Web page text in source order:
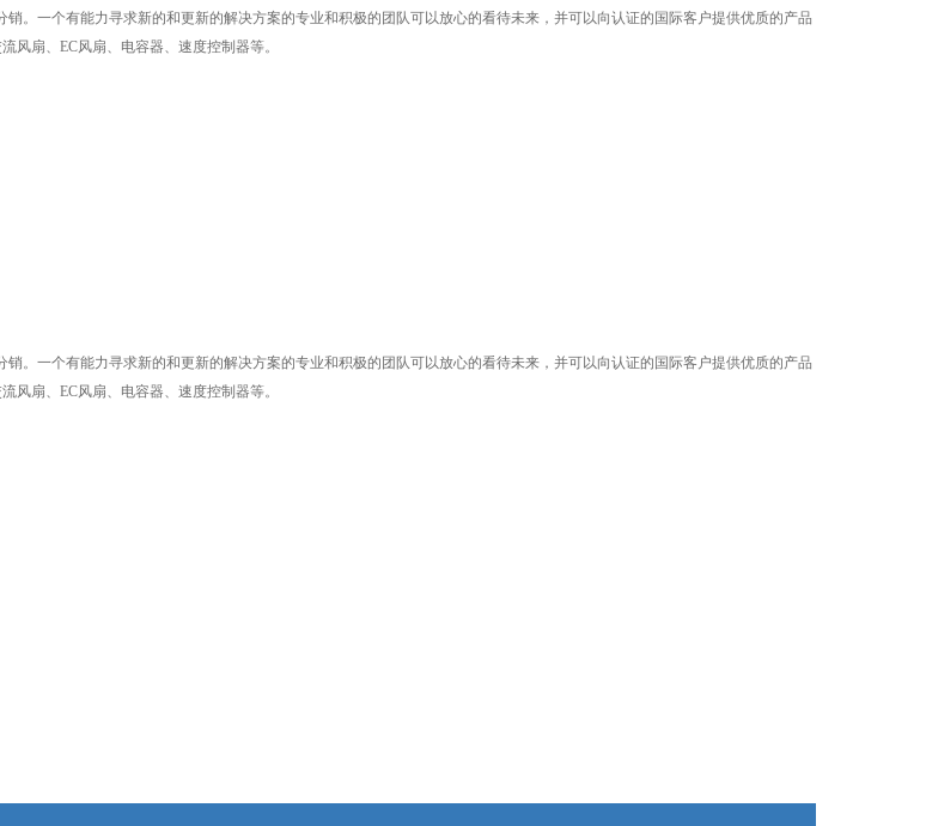
销。一个有能力寻求新的和更新的解决方案的专业和积极的团队可以放心的看待未来，并可以向认证的国际客户提供优质的产品
风扇、EC风扇、电容器、速度控制器等。
销。一个有能力寻求新的和更新的解决方案的专业和积极的团队可以放心的看待未来，并可以向认证的国际客户提供优质的产品
风扇、EC风扇、电容器、速度控制器等。